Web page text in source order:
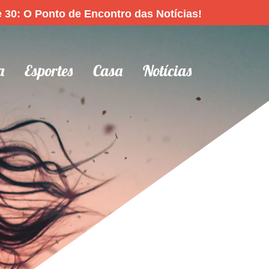
30: O Ponto de Encontro das Notícias!
Esportes Casa Notícias